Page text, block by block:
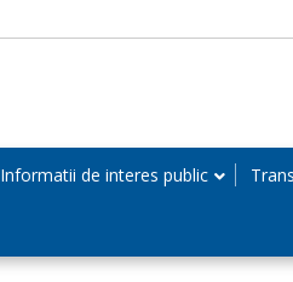
Informatii de interes public